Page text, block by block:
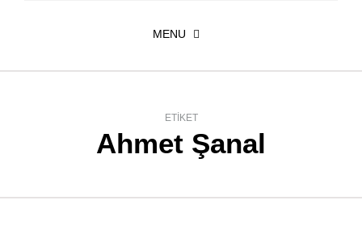
MENU
ETIKET
Ahmet Şanal